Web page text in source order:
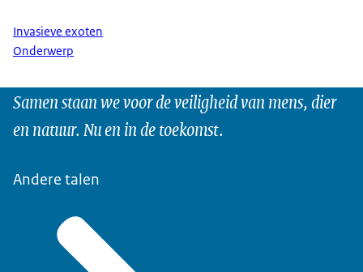
Invasieve exoten
Onderwerp
Samen staan we voor de veiligheid van mens, dier
en natuur. Nu en in de toekomst.
Andere talen